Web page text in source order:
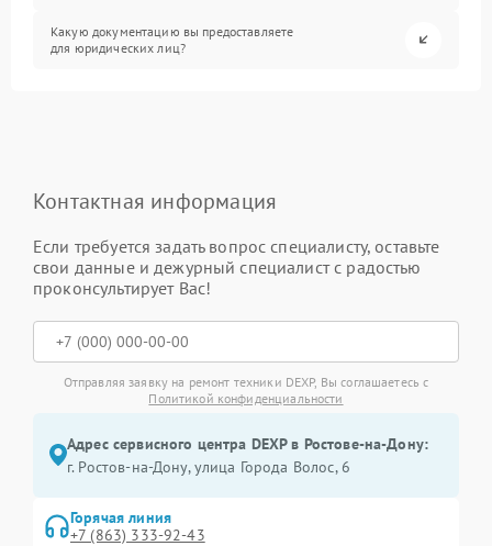
Какую документацию вы предоставляете
для юридических лиц?
Контактная информация
Если требуется задать вопрос специалисту, оставьте
свои данные и дежурный специалист с радостью
проконсультирует Вас!
Отправляя заявку на ремонт техники DEXP, Вы соглашаетесь с
Политикой конфиденциальности
Адрес сервисного центра DEXP в Ростове-на-Дону:
г. Ростов-на-Дону, улица Города Волос, 6
Горячая линия
+7 (863) 333-92-43